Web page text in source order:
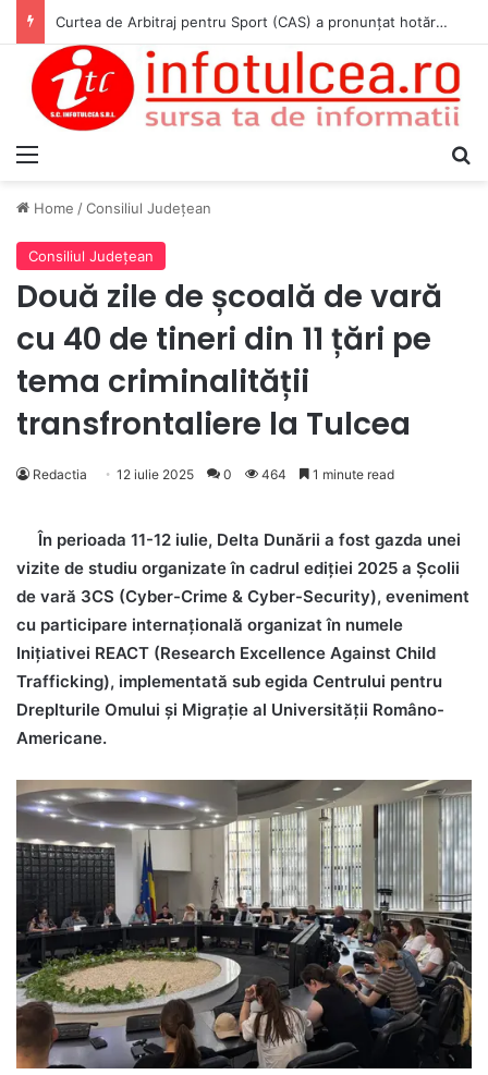
Curtea de Arbitraj pentru Sport (CAS) a pronunțat hotărârea în cauza WADA v. ANAD & Matei Cosmin Gabriel
Home /Consiliul Judeţean
Consiliul Judeţean
Două zile de școală de vară
cu 40 de tineri din 11 țări pe
tema criminalității
transfrontaliere la Tulcea
Redactia 12 iulie 2025 0 464 1 minute read
În perioada 11-12 iulie, Delta Dunării a fost gazda unei
vizite de studiu organizate în cadrul ediției 2025 a Școlii
de vară 3CS (Cyber-Crime & Cyber-Security), eveniment
cu participare internațională organizat în numele
Inițiativei REACT (Research Excellence Against Child
Trafficking), implementată sub egida Centrului pentru
Dreplturile Omului și Migrație al Universității Româno-
Americane.